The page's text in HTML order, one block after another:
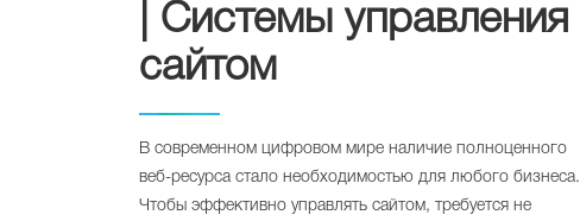
| Системы управления
сайтом
В современном цифровом мире наличие полноценного
веб-ресурса стало необходимостью для любого бизнеса.
Чтобы эффективно управлять сайтом, требуется не